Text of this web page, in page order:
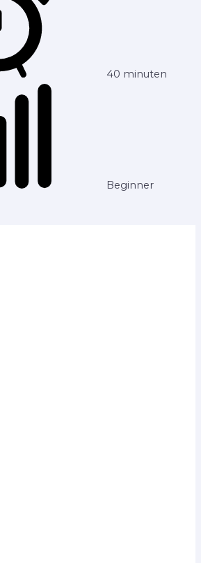
40 minuten
Beginner